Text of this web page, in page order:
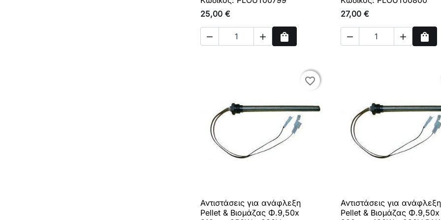
25,00 €
  shopping_bag
Αγορά
27,00 €
  shopping_bag
favorite_border
favorite_border
 Γρήγορη προβολή
Αντιστάσεις για ανάφλεξη
Pellet & Βιομάζας Φ.9,50x
 Γρήγορη προβολή
Αντιστάσεις για ανάφλεξη
Pellet & Βιομάζας Φ.9,50x